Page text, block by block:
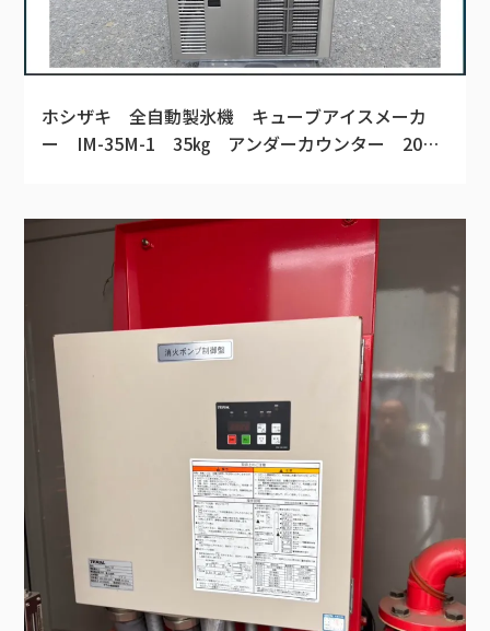
ホシザキ 全自動製氷機 キューブアイスメーカ
ー IM-35M-1 35㎏ アンダーカウンター 2017